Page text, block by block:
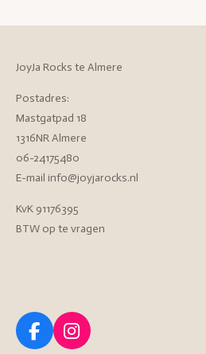
JoyJa Rocks te Almere
Postadres:
Mastgatpad 18
1316NR Almere
06-24175480
E-mail info@joyjarocks.nl
KvK 91176395
BTW op te vragen
F
I